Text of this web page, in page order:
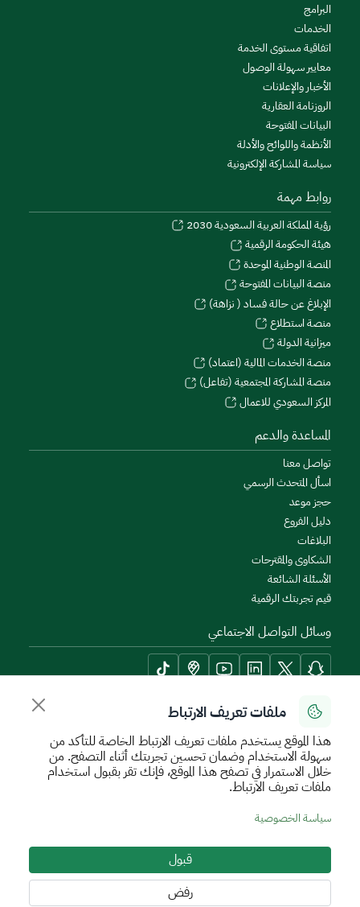
ملفات تعريف الارتباط
هذا الموقع يستخدم ملفات تعريف الارتباط الخاصة للتأكد من
سهولة الاستخدام وضمان تحسين تجربتك أثناء التصفح. من
خلال الاستمرار في تصفح هذا الموقع، فإنك تقر بقبول استخدام
ملفات تعريف الارتباط.
سياسة الخصوصية
قبول
رفض
البرامج
الخدمات
اتفاقية مستوى الخدمة
معايير سهولة الوصول
الأخبار والإعلانات
الروزنامة العقارية
البيانات المفتوحة
الأنظمة واللوائح والأدلة
سياسة المشاركة الإلكترونية
روابط مهمة
رؤية المملكة العربية السعودية 2030
هيئة الحكومة الرقمية
المنصة الوطنية الموحدة
منصة البيانات المفتوحة
الإبلاغ عن حالة فساد ( نزاهة)
منصة استطلاع
ميزانية الدولة
منصة الخدمات المالية (اعتماد)
منصة المشاركة المجتمعية (تفاعل)
المركز السعودي للاعمال
المساعدة والدعم
تواصل معنا
اسأل المتحدث الرسمي
حجز موعد
دليل الفروع
البلاغات
الشكاوى والمقترحات
الأسئلة الشائعة
قيم تجربتك الرقمية
وسائل التواصل الاجتماعي
أدوات الإتاحة وامكانية الوصول
سياسة الإستخدام الآمن
جميع الحقوق محفوظة للهيئة العامة للعقار © 2026
تم تطويره وتشغيله بواسطة الهيئة العامة للعقار